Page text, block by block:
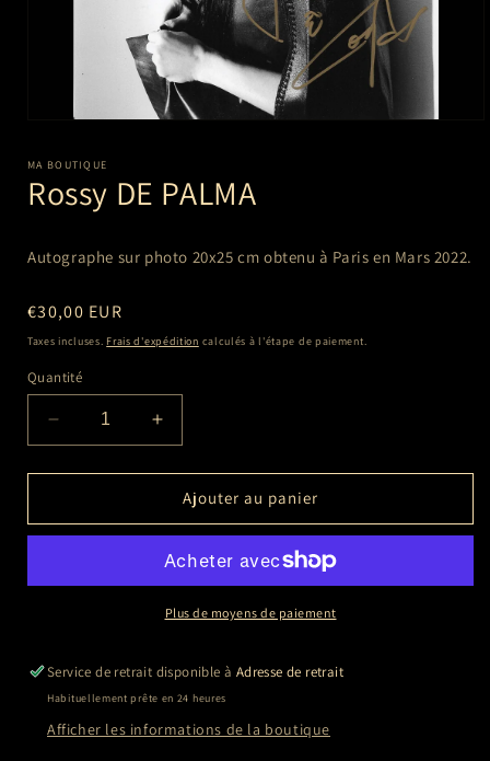
média
dans
une
MA BOUTIQUE
Rossy DE PALMA
Autographe sur photo 20x25 cmobtenu à Paris en Mars 2022.
Prix
habituel
€30,00 EUR
Taxes incluses. Frais d'expédition calculés à l'étape de paiement.
Quantité
Réduire
la
quantité
Rossy
Augmenter
la
quantité
Rossy
PALMA
Ajouter au panier
Plus de moyens de paiement
Service de retrait disponible à Adresse de retrait
Habituellement prête en 24 heures
Afficher les informations de la boutique